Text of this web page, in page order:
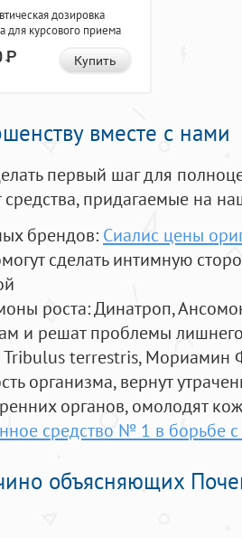
дозировка
для курсового приема
Р Купить
вместе с нами
первый шаг для
придагаемые на
брендов: Сиалис цены
сделать интимную
роста: Динатроп,
и решат проблемы
Tribulus terrestris, Мориамин
организма, вернут
органов, омолодят
средство № 1 в борьбе
объясняющих